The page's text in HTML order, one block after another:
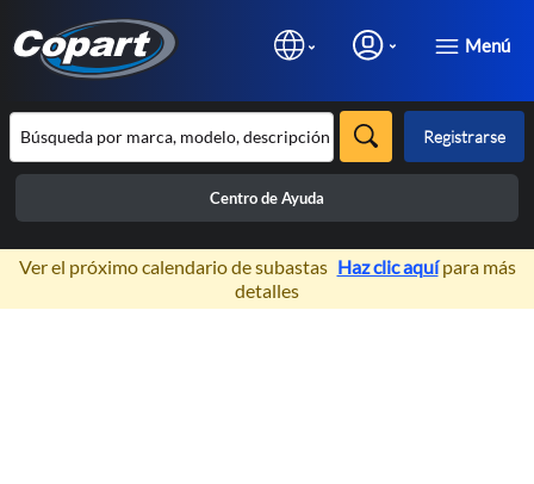
Menú
Registrarse
Centro de Ayuda
×
Ver el próximo calendario de subastas Haz clic aquípara más
detalles